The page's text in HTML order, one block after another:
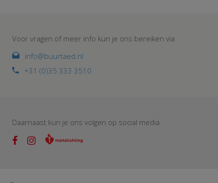
Voor vragen of meer info kun je ons bereiken via
info@buurtaed.nl
+31 (0)35 333 3510
Daarnaast kun je ons volgen op social media